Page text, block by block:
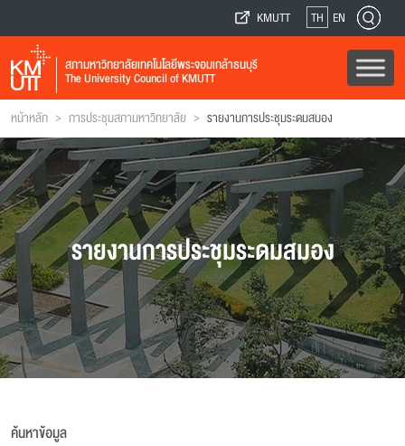
KMUTT TH EN
สภามหาวิทยาลัยเทคโนโลยีพระจอมเกล้าธนบุรี
The University Council of KMUTT
หน้าหลัก > การประชุมสภามหาวิทยาลัย > รายงานการประชุมระดมสมอง
รายงานการประชุมระดมสมอง
ค้นหาข้อมูล